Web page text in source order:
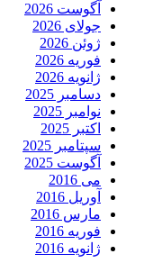
آگوست 2026
جولای 2026
ژوئن 2026
فوریه 2026
ژانویه 2026
دسامبر 2025
نوامبر 2025
اکتبر 2025
سپتامبر 2025
آگوست 2025
می 2016
آوریل 2016
مارس 2016
فوریه 2016
ژانویه 2016